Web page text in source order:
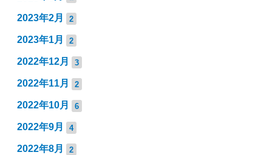
2023年2月 2
2023年1月 2
2022年12月 3
2022年11月 2
2022年10月 6
2022年9月 4
2022年8月 2